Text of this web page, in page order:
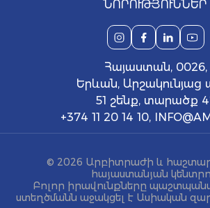
ՆՈՐՈՒԹՅՈՒՆՆԵՐ
Հայաստան, 0026,
Երևան, Արշակունյաց
51 շենք, տարածք
+374 11 20 14 10,
© 2026 Արբիտրաժի և
հայաստանյան
Բոլոր իրավունքները
ստեղծմանն աջակցել է Ասիական